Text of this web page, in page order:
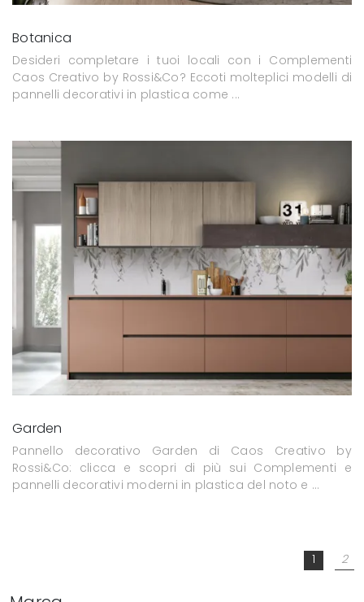
Botanica
Desideri completare i tuoi locali con i Complementi
Caos Creativo by Rossi&Co? Eccoti molteplici modelli di
pannelli decorativi in plastica come ...
Garden
Pannello decorativo Garden di Caos Creativo by
Rossi&Co: clicca e scopri di più sui Complementi e
pannelli decorativi moderni in plastica del noto e ...
1 2